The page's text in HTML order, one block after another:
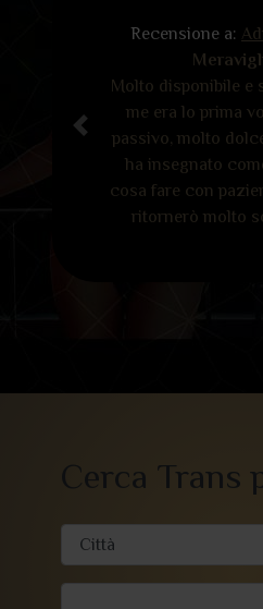
Recensione a:
Molto disponibile e
me era lo prima
passivo, molto
ha insegnato
cosa fare con
ritornerò molto
Previous
Cerca Trans